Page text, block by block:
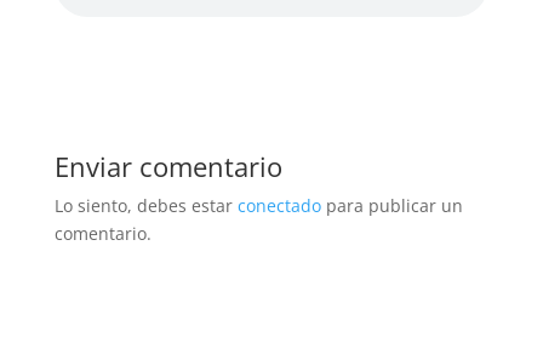
Enviar comentario
Lo siento, debes estar conectadopara publicar un
comentario.